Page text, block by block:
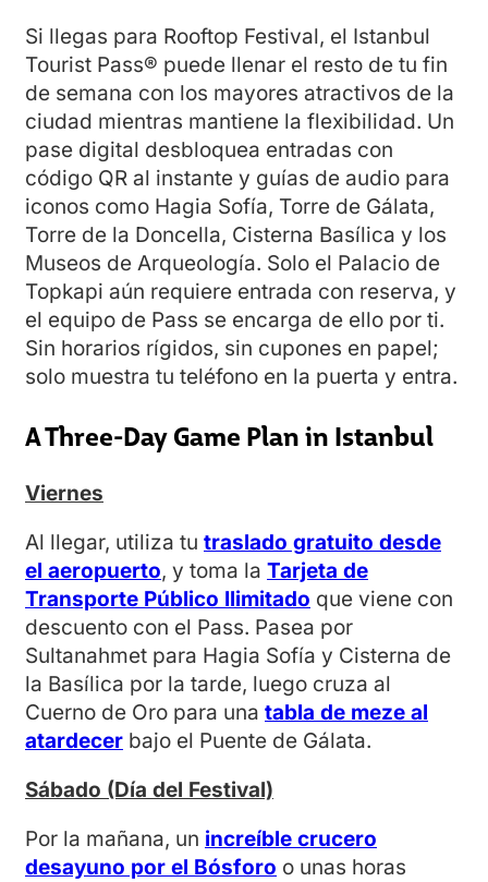
Si llegas para Rooftop Festival, el Istanbul
Tourist Pass® puede llenar el resto de tu fin
de semana con los mayores atractivos de la
ciudad mientras mantiene la flexibilidad. Un
pase digital desbloquea entradas con
código QR al instante y guías de audio para
iconos como Hagia Sofía, Torre de Gálata,
Torre de la Doncella, Cisterna Basílica y los
Museos de Arqueología. Solo el Palacio de
Topkapi aún requiere entrada con reserva, y
el equipo de Pass se encarga de ello por ti.
Sin horarios rígidos, sin cupones en papel;
solo muestra tu teléfono en la puerta y entra.
A Three-Day Game Plan in Istanbul
Viernes
Al llegar, utiliza tu traslado gratuito desde
el aeropuerto, y toma la Tarjeta de
Transporte Público Ilimitado que viene con
descuento con el Pass. Pasea por
Sultanahmet para Hagia Sofía y Cisterna de
la Basílica por la tarde, luego cruza al
Cuerno de Oro para una tabla de meze al
atardecer bajo el Puente de Gálata.
Sábado (Día del Festival)
Por la mañana, un increíble crucero
desayuno por el Bósforo o unas horas